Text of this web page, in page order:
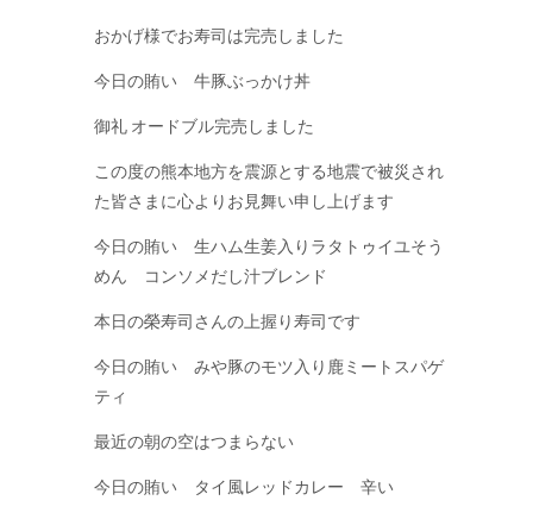
おかげ様でお寿司は完売しました
今日の賄い 牛豚ぶっかけ丼
御礼 オードブル完売しました
この度の熊本地方を震源とする地震で被災され
た皆さまに心よりお見舞い申し上げます
今日の賄い 生ハム生姜入りラタトゥイユそう
めん コンソメだし汁ブレンド
本日の榮寿司さんの上握り寿司です
今日の賄い みや豚のモツ入り鹿ミートスパゲ
ティ
最近の朝の空はつまらない
今日の賄い タイ風レッドカレー 辛い